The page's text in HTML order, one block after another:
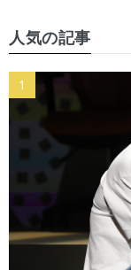
人気の記事